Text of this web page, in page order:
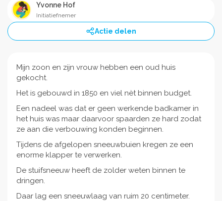
Yvonne Hof
Initiatiefnemer
Actie delen
Mijn zoon en zijn vrouw hebben een oud huis
gekocht.
Het is gebouwd in 1850 en viel nèt binnen budget.
Een nadeel was dat er geen werkende badkamer in
het huis was maar daarvoor spaarden ze hard zodat
ze aan die verbouwing konden beginnen.
Tijdens de afgelopen sneeuwbuien kregen ze een
enorme klapper te verwerken.
De stuifsneeuw heeft de zolder weten binnen te
dringen.
Daar lag een sneeuwlaag van ruim 20 centimeter.